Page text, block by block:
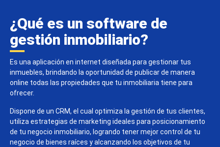
¿Qué es un software de
gestión inmobiliario?
Es una aplicación en internet diseñada para gestionar tus
inmuebles, brindando la oportunidad de publicar de manera
online todas las propiedades que tu inmobiliaria tiene para
ofrecer.
Dispone de un CRM, el cual optimiza la gestión de tus clientes,
utiliza estrategias de marketing ideales para posicionamiento
de tu negocio inmobiliario, logrando tener mejor control de tu
negocio de bienes raíces y alcanzando los objetivos de tu